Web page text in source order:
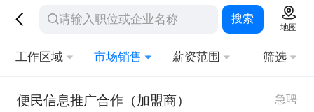
搜索
地图
工作区域 市场销售 薪资范围 筛选
便民信息推广合作（加盟商） 急聘